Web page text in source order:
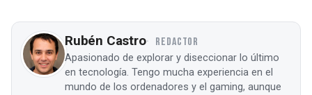
Rubén Castro REDACTOR
Apasionado de explorar y diseccionar lo último
en tecnología. Tengo mucha experiencia en el
mundo de los ordenadores y el gaming, aunque